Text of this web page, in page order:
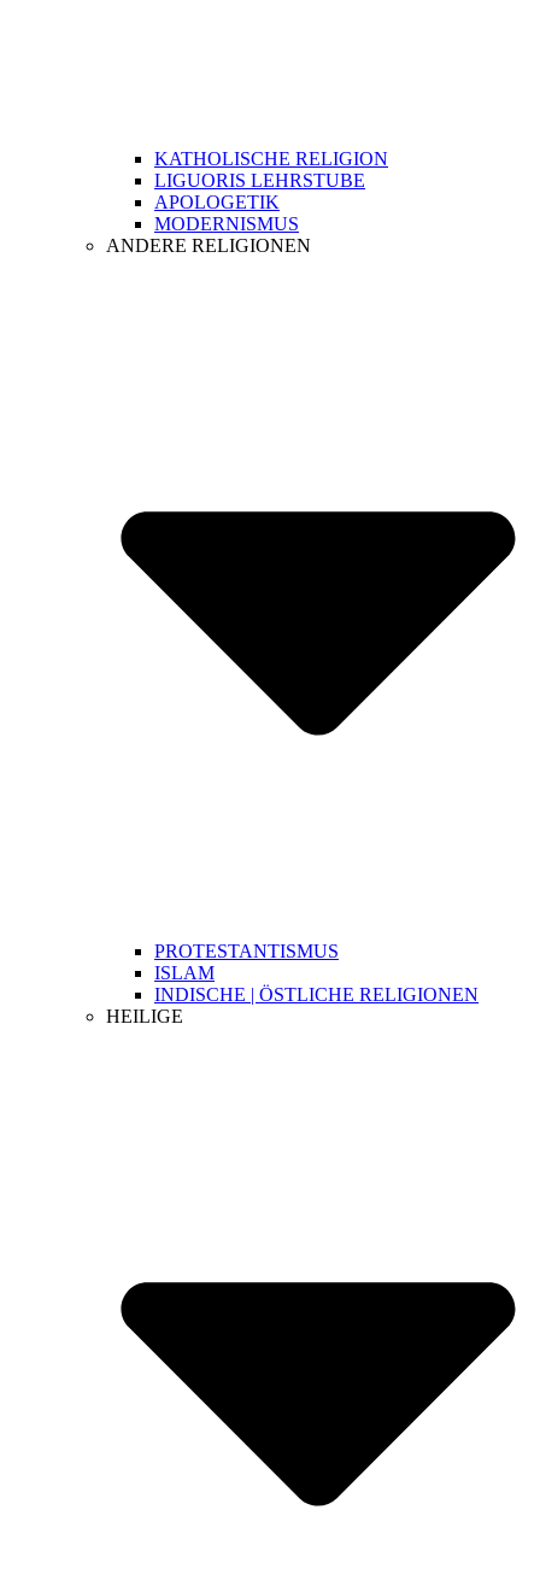
KATHOLISCHE RELIGION
LIGUORIS LEHRSTUBE
APOLOGETIK
MODERNISMUS
ANDERE RELIGIONEN
PROTESTANTISMUS
ISLAM
INDISCHE | ÖSTLICHE RELIGIONEN
HEILIGE